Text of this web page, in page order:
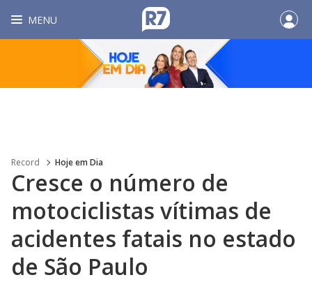
MENU
Record Hoje em Dia
Cresce o número de
motociclistas vítimas de
acidentes fatais no estado
de São Paulo